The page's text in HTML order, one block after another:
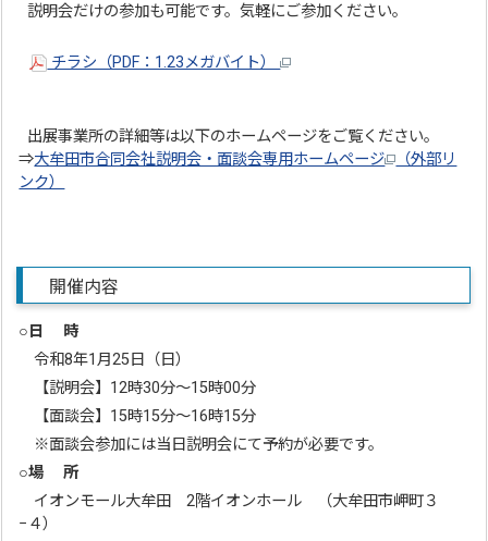
説明会だけの参加も可能です。気軽にご参加ください。
チラシ（PDF：1.23メガバイト）
出展事業所の詳細等は以下のホームページをご覧ください。
⇒大牟田市合同会社説明会・面談会専用ホームページ
（外部リ
ンク）
開催内容
○日 時
令和8年1月25日（日）
【説明会】12時30分～15時00分
【面談会】15時15分～16時15分
※面談会参加には当日説明会にて予約が必要です。
○場 所
イオンモール大牟田 2階イオンホール （大牟田市岬町３
−４）